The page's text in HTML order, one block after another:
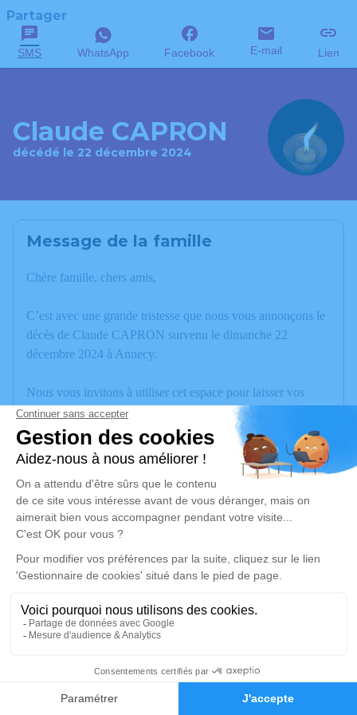
Faire-part Hommages
Partager
SMS WhatsApp Facebook E-mail Lien
Claude CAPRON
décédé le 22 décembre 2024
Message de la famille
Chère famille, chers amis,
C’est avec une grande tristesse que nous vous annonçons le
décès de Claude CAPRON survenu le dimanche 22
décembre 2024 à Annecy.
Nous vous invitons à utiliser cet espace pour laisser vos
condoléances, partager des photos souvenirs, une anecdote
ou exprimer vos pensées à travers des poèmes ou des textes.
Cet endroit est un lieu d'expression dédié à honorer la
Je rends hommage
Cérémonie
jeudi 02 janvier 2025 à 15h00
Crématorium 1 Rue du cimetière des Iles
74000 Annecy
Je rends hommage
Déroulé des obsèques